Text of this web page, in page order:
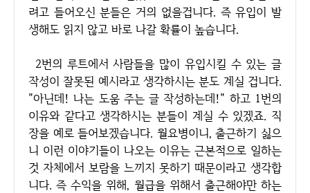
려고 들어오신 분들은 거의 없을겁니다. 즉 유입이 발
생해도 읽지 않고 바로 나갈 확률이 높습니다.
2번의 루트에서 사람들을 많이 유입시킬 수 있는 글
작성이 잘못된 예시라고 생각하시는 분도 계실 겁니다.
"아닌데! 나는 도움 주는 글 작성하는데!" 하고 1번의
이유와 같다고 생각하시는 분들이 계실 수 있겠죠. 직
장을 예로 들어보겠습니다. 월요병이니, 출근하기 싫으
니 이런 이야기들이 나오는 이유는 근본적으로 일하는
것 자체에서 보람을 느끼지 못하기 때문이라고 생각합
니다. 즉 수익을 위해, 월급을 위해서 출근해야만 하는